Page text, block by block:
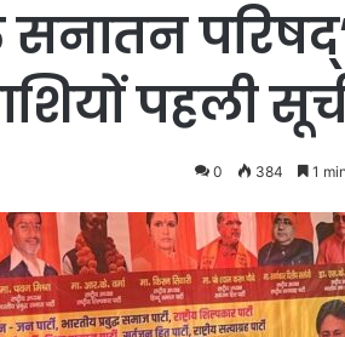
पहली
0 384 1